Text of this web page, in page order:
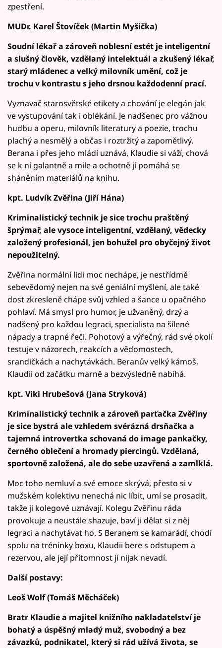
zpestření.
MUDr. Karel Štovíček (Martin Myšička)
Soudní lékař a zároveň noblesní estét je inteligentní
a slušný člověk, vzdělaný intelektuál a zkušený lékař,
starý mládenec a velký milovník umění, což je
trochu v kontrastu s jeho drsnou každodenní prací.
Vyznavač starosvětské etikety a chování je elegán jak
ve vystupování tak i oblékání. Je nadšenec pro vážnou
hudbu a operu, milovník literatury a poezie, trochu
plachý a nesmělý a občas i roztržitý a zapomětlivý.
Berana i přes jeho mládí uznává, Klaudie si váží, chová
se k ní galantně a mile a ochotně jí pomáhá se
sháněním materiálů na knihu.
kpt. Ludvík Zvěřina (Jiří Hána)
Kriminalistický technik je sice trochu praštěný
šprýmař, ale vysoce inteligentní, vzdělaný, vědecky
založený profesionál, jen bohužel pro obyčejný život
nepoužitelný.
Zvěřina normální lidi moc nechápe, je nestřídmě
sebevědomý nejen na své geniální myšlení, ale také
dost zkresleně chápe svůj vzhled a šance u opačného
pohlaví. Má smysl pro humor, je užvaněný, drzý a
nadšený pro každou legraci, specialista na šílené
nápady a trapné řeči. Pohotový a výřečný, rád své okolí
testuje v názorech, reakcích a vědomostech,
srandičkách a nachytávkách. Beranův velký kámoš,
Klaudii od začátku marně a bezvýsledně nabíhá.
kpt. Viki Hrubešová (Jana Stryková)
Kriminalistický technik a zároveň parťačka Zvěřiny
je sice bystrá ale vzhledem svérázná drsňačka a
tajemná introvertka schovaná do image pankačky,
černého oblečení a hromady piercingů. Vzdělaná,
sportovně založená, ale do sebe uzavřená a zamlklá.
Moc toho nemluví a své emoce skrývá, přesto si v
mužském kolektivu nenechá nic líbit, umí se prosadit,
takže ji kolegové uznávají. Kolegu Zvěřinu ráda
provokuje a neustále shazuje, baví ji dělat si z něj
legraci a nachytávat ho. S Beranem se kamarádí, chodí
spolu na tréninky boxu, Klaudii bere s odstupem a
rezervou, ale její přítomnost jí nijak nevadí.
Další postavy:
Leoš Wolf (Tomáš Měcháček)
Bratr Klaudie a majitel knižního nakladatelství je
bohatý a úspěšný mladý muž, svobodný a bez
závazků, podnikatel, který si rád užívá života, se